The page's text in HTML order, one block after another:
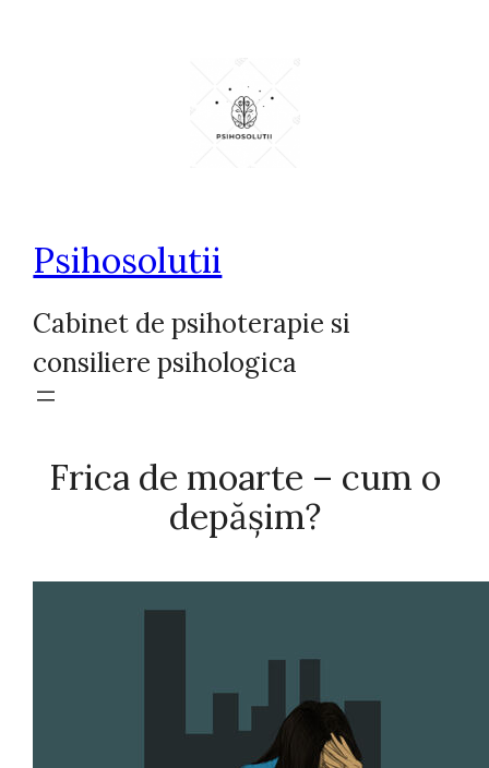
Psihosolutii
Cabinet de psihoterapie si
consiliere psihologica
Frica de moarte – cum o
depăşim?